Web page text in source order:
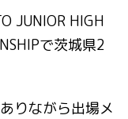
JUNIOR HIGH
で茨城県2
りながら出場メ